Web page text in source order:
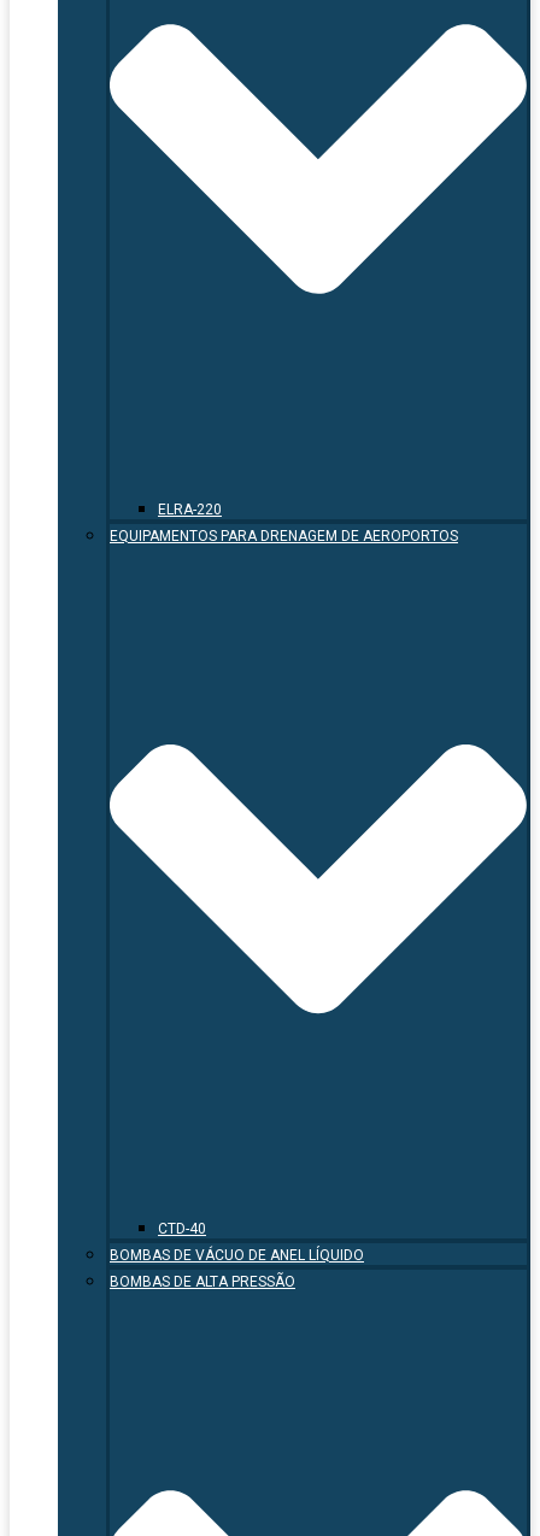
ELRA-220
EQUIPAMENTOS PARA DRENAGEM DE AEROPORTOS
CTD-40
BOMBAS DE VÁCUO DE ANEL LÍQUIDO
BOMBAS DE ALTA PRESSÃO